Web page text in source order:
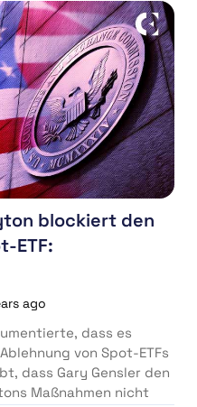
blockiert den
ETF:
ago
dass es
von Spot-ETFs
dass Gary Gensler den
Maßnahmen nicht